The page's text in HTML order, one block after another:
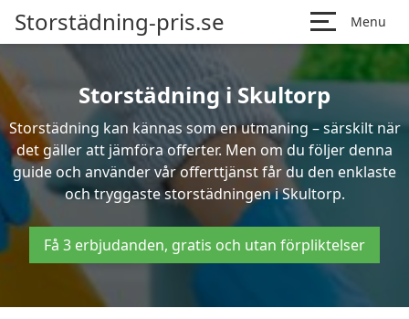
Storstädning-pris.se Menu
Storstädning i Skultorp
Storstädning kan kännas som en utmaning – särskilt när
det gäller att jämföra offerter. Men om du följer denna
guide och använder vår offerttjänst får du den enklaste
och tryggaste storstädningen i Skultorp.
Få 3 erbjudanden, gratis och utan förpliktelser